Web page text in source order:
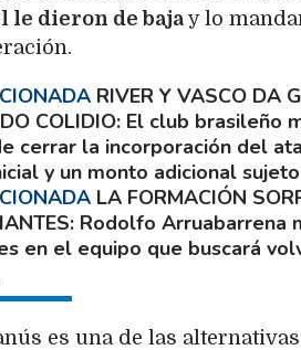
le dieron de baja y lo
RIVER Y VASCO DA
COLIDIO El club brasileño
cerrar la incorporación del
y un monto adicional
LA FORMACIÓN
Rodolfo Arruabarrena
en el equipo que buscará
es una de las